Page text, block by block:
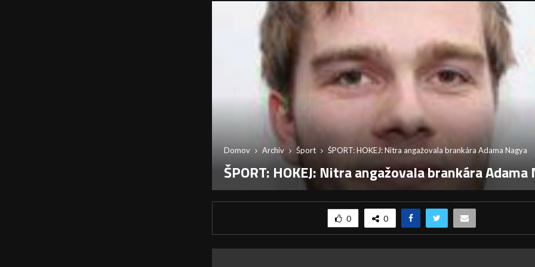
Domov Archív Šport ŠPORT: HOKEJ: Nitra angažovala brankára Adama Nagya
ŠPORT: HOKEJ: Nitra angažovala brankára Adama
0 0